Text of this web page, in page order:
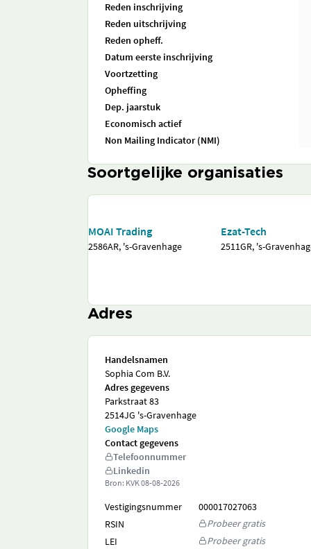
Reden inschrijving
Reden uitschrijving
Reden opheff.
Datum eerste inschrijving
Voortzetting
Opheffing
Dep. jaarstuk
Economisch actief
Non Mailing Indicator (NMI)
Soortgelijke organisaties
MOAI Trading
2586AR, 's-Gravenhage
Ezat-Tech
2511GR, 's-
Adres
Handelsnamen
Sophia Com B.V.
Adres gegevens
Parkstraat 83
2514JG 's-Gravenhage
Google Maps
Contact gegevens
Telefoonnummer
Linkedin
Bron: KVK08-08-2026
Vestigingsnummer
000017027063
RSIN
Probeer gratis
LEI
Probeer gratis